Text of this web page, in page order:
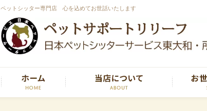
ペットシッター専門店 心を込めてお世話いたします